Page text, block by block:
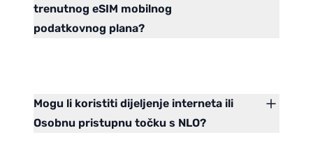
trenutnog eSIM mobilnog
podatkovnog plana?
Mogu li koristiti dijeljenje interneta ili
Osobnu pristupnu točku s NLO?